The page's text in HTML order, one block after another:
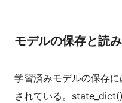
モデルの保存と読
学習済みモデルの保存
されている。